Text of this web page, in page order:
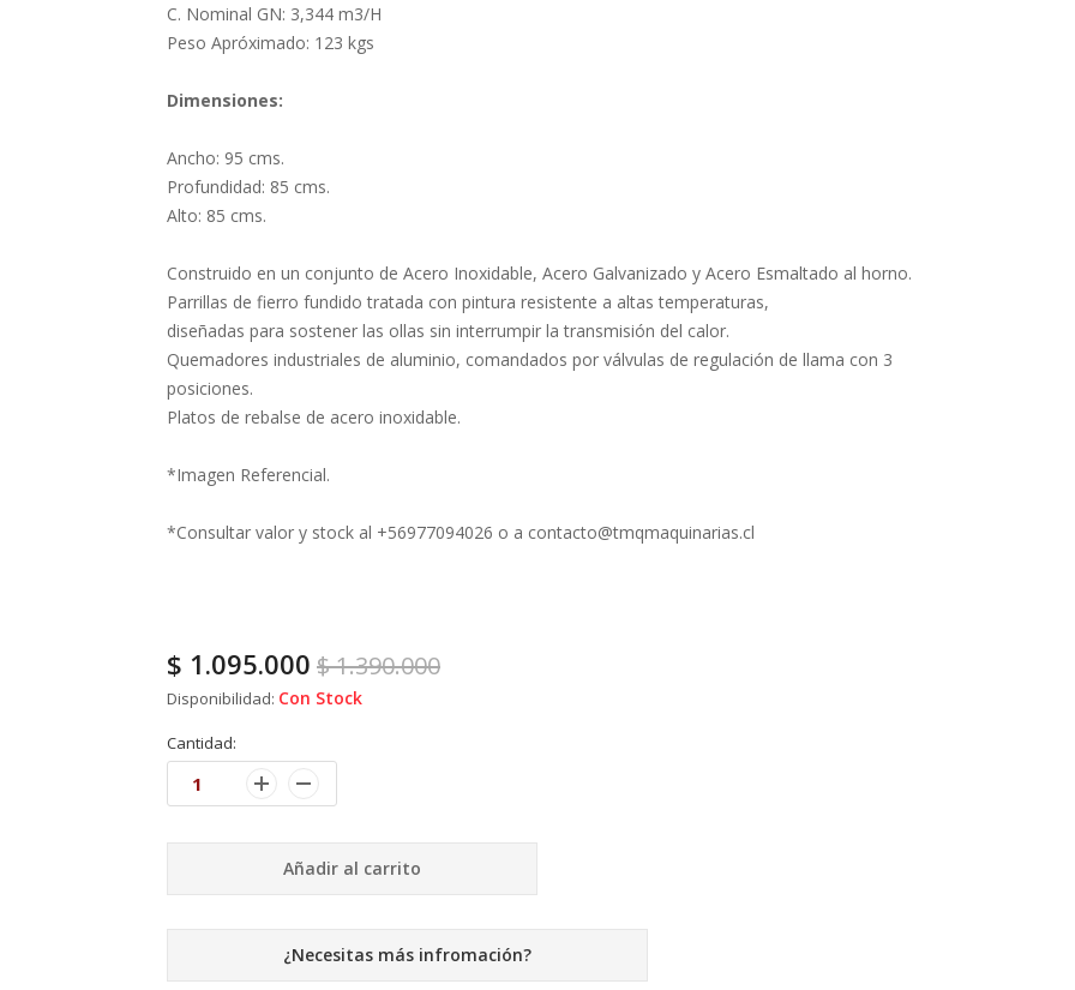
C. Nominal GN: 3,344 m3/H
Peso Apróximado: 123 kgs
Dimensiones:
Ancho: 95 cms.
Profundidad: 85 cms.
Alto: 85 cms.
Construido en un conjunto de Acero Inoxidable, Acero Galvanizado y Acero Esmaltado al horno.
Parrillas de fierro fundido tratada con pintura resistente a altas temperaturas,
diseñadas para sostener las ollas sin interrumpir la transmisión del calor.
Quemadores industriales de aluminio, comandados por válvulas de regulación de llama con 3
posiciones.
Platos de rebalse de acero inoxidable.
*Imagen Referencial.
*Consultar valor y stock al +56977094026 o a contacto@tmqmaquinarias.cl
$1.390.000
$ 1.095.000
Disponibilidad: Con Stock
Cantidad:
Añadir al carrito
¿Necesitas más infromación?